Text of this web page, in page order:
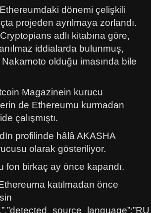
dönemi çelişkili
projeden ayrılmaya zorlandı.
adlı kitabına göre,
iddialarda bulunmuş,
olduğu imasında bile
Magazinein kurucu
de Ethereumu kurmadan
çalışmıştı.
profilinde hâlâ AKASHA
olarak gösteriliyor.
fon birkaç ay önce kapandı.
katılmadan önce